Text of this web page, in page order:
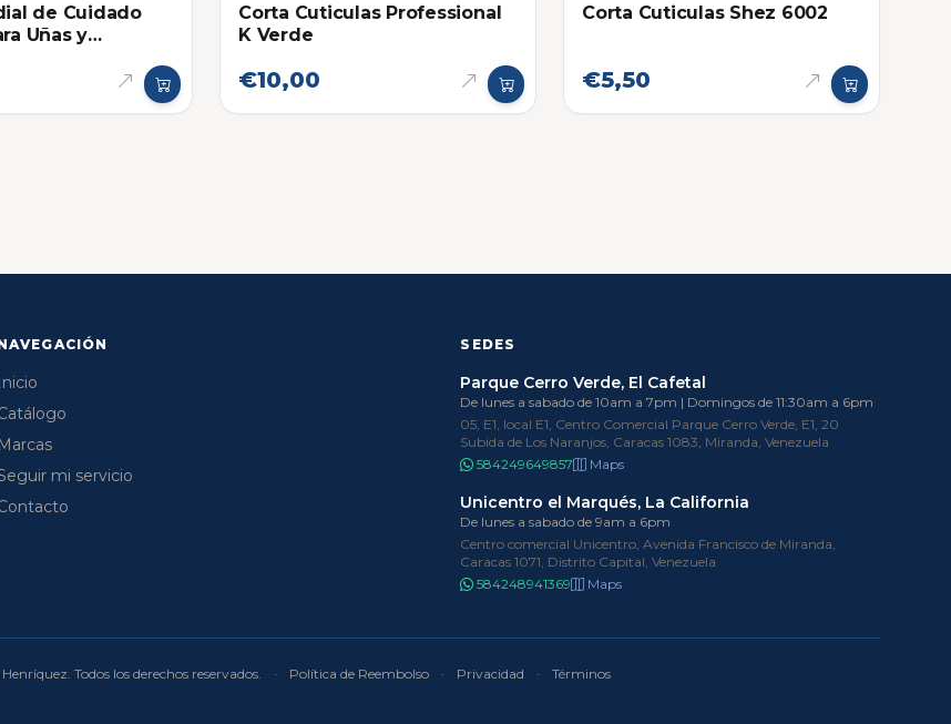
de Cuidado
Uñas y
Corta Cuticulas Professional
K Verde
€10,00
Corta Cuticulas Shez 6002
€5,50
Inicio
Marcas
mi servicio
SEDES
Parque Cerro Verde, El Cafetal
De lunes a sabado de 10am a 7pm | Domingos de 11:30am a 6pm
05, E1, local E1, Centro Comercial Parque Cerro Verde, E1, 20
Subida de Los Naranjos, Caracas 1083, Miranda, Venezuela
584249649857
Maps
Unicentro el Marqués, La California
De lunes a sabado de 9am a 6pm
Centro comercial Unicentro, Avenida Francisco de Miranda,
Caracas 1071, Distrito Capital, Venezuela
584248941369
Maps
Todos los derechos reservados. · Política de Reembolso · Privacidad · Términos